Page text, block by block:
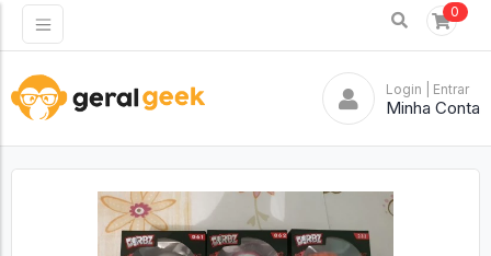
0
Login | Entrar
Minha Conta